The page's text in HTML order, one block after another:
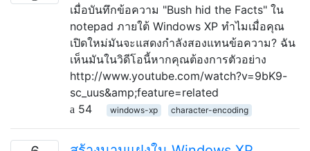
เมื่อบันทึกข้อความ "Bush hid the Facts" ใน
notepad ภายใต้ Windows XP ทำไมเมื่อคุณ
เปิดใหม่มันจะแสดงกำลังสองแทนข้อความ? ฉัน
เห็นมันในวิดีโอนี้หากคุณต้องการตัวอย่าง
http://www.youtube.com/watch?v=9bK9-
sc_uus&amp;feature=related
54
windows-xp character-encoding